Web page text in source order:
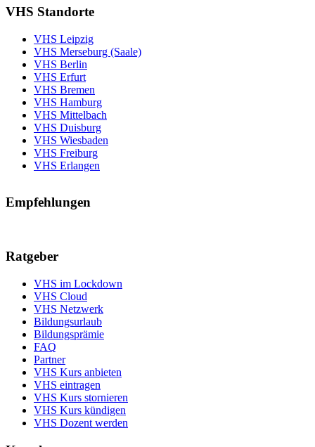
VHS Standorte
VHS Leipzig
VHS Merseburg (Saale)
VHS Berlin
VHS Erfurt
VHS Bremen
VHS Hamburg
VHS Mittelbach
VHS Duisburg
VHS Wiesbaden
VHS Freiburg
VHS Erlangen
Empfehlungen
Ratgeber
VHS im Lockdown
VHS Cloud
VHS Netzwerk
Bildungsurlaub
Bildungsprämie
FAQ
Partner
VHS Kurs anbieten
VHS eintragen
VHS Kurs stornieren
VHS Kurs kündigen
VHS Dozent werden